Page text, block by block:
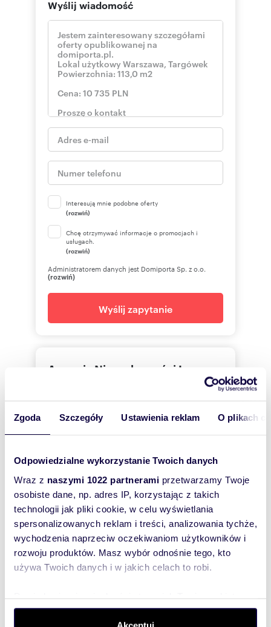
Zgoda Szczegóły Ustawienia reklam O plikach
Odpowiedzialne wykorzystanie Twoich danych
Wraz z naszymi 1022 partnerami przetwarzamy Twoje
osobiste dane, np. adres IP, korzystając z takich
technologii jak pliki cookie, w celu wyświetlania
spersonalizowanych reklam i treści, analizowania tychże,
wychodzenia naprzeciw oczekiwaniom użytkowników i
rozwoju produktów. Masz wybór odnośnie tego, kto
używa Twoich danych i w jakich celach to robi.
dane są przetwarzane oraz ustaw własne preferencje w
Wyślij wiadomość
Interesują mnie podobne oferty
(rozwiń)
Chcę otrzymywać informacje o promocjach i
usługach.
(rozwiń)
Administratorem danych jest Domiporta Sp. z o.o.
(rozwiń)
Wyślij zapytanie
Agencja Nieruchomości Locus
+48 66 Pokaż telefon
(22) 8 Pokaż telefon
Zostaw telefon, oddzwonimy
bezpłatnie